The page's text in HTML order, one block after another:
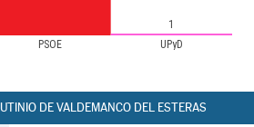
PSOE UPyD
1
DE VALDEMANCO DEL ESTERAS